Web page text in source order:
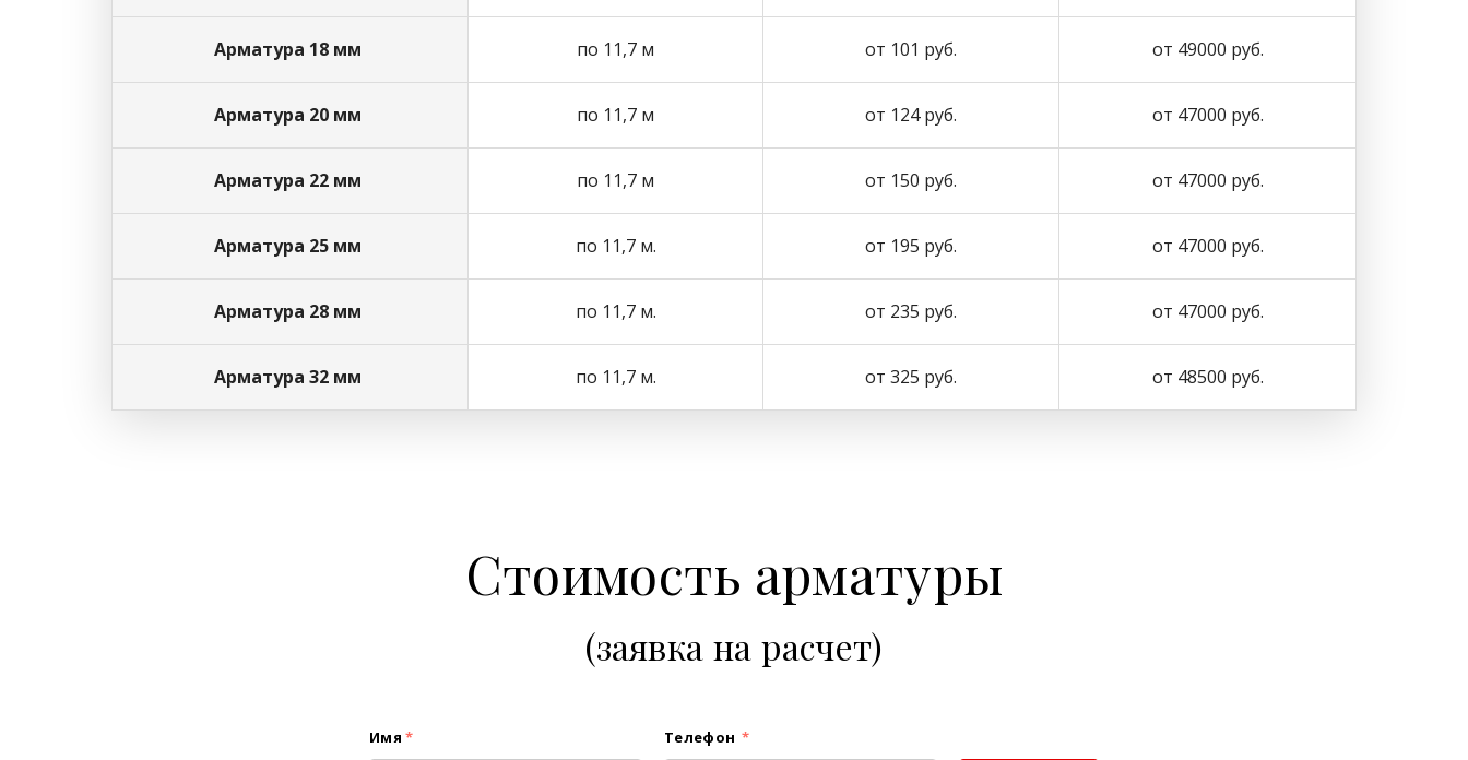
Арматура 18 мм по 11,7 м от 101 руб. от 49000 руб.
Арматура 20 мм по 11,7 м от 124 руб. от 47000 руб.
Арматура 22 мм по 11,7 м от 150 руб. от 47000 руб.
Арматура 25 мм по 11,7 м. от 195 руб. от 47000 руб.
Арматура 28 мм по 11,7 м. от 235 руб. от 47000 руб.
Арматура 32 мм по 11,7 м. от 325 руб. от 48500 руб.
Стоимость арматуры
(заявка на расчет)
Имя * Телефон *